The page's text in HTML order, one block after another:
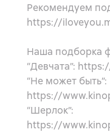
Рекомендуем
https://
Наша подборка
“Девчата”:
“Не может быть”:
https://
“Шерлок”:
https://